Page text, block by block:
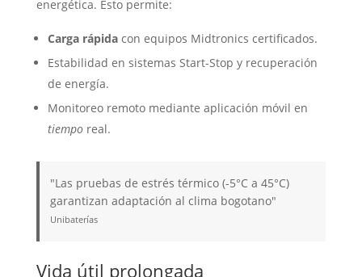
energética. Esto permite:
Carga rápidacon equipos Midtronics certificados.
Estabilidad en sistemas Start-Stop y recuperación
de energía.
Monitoreo remoto mediante aplicación móvil en
tiemporeal.
"Las pruebas de estrés térmico (-5°C a 45°C)
garantizan adaptación al clima bogotano"
Unibaterías
Vida útil prolongada